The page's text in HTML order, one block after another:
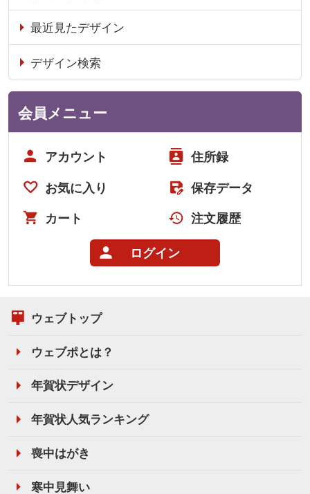
最近見たデザイン
デザイン検索
会員メニュー
アカウント 住所録
お気に入り 保存データ
カート 注文履歴
ログイン
ウェブトップ
ウェブポとは？
年賀状デザイン
年賀状人気ランキング
喪中はがき
寒中見舞い